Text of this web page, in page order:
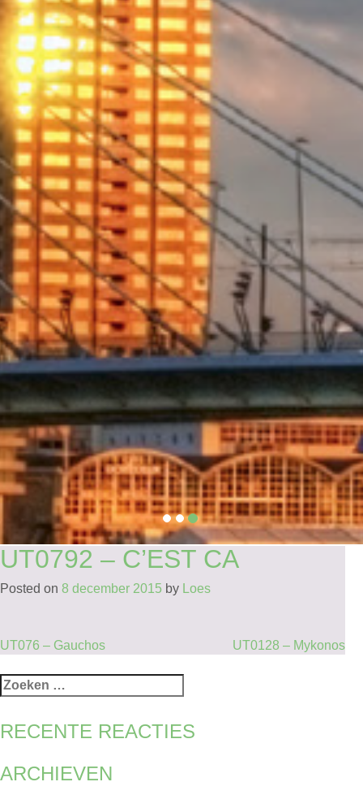
UT0792 – C’EST CA
Posted on 8 december 2015 by Loes
BERICHT
NAVIGATIE
UT076 – Gauchos UT0128 – Mykonos
Zoeken
naar:
RECENTE REACTIES
ARCHIEVEN